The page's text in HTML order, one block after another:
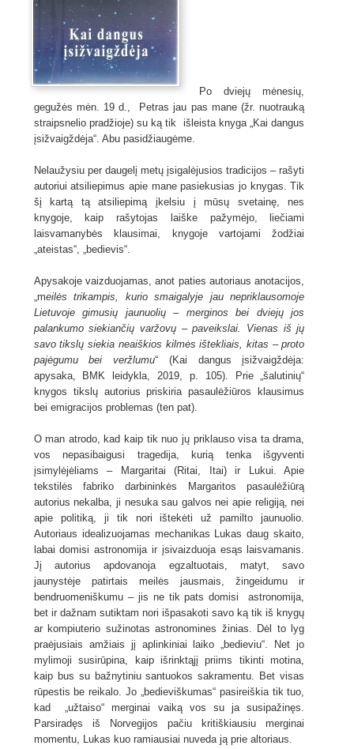
Po dviejų mėnesių,
gegužės mėn. 19 d., Petras jau pas mane (žr. nuotrauką
straipsnelio pradžioje) su ką tik išleista knyga „Kai dangus
įsižvaigždėja“. Abu pasidžiaugėme.
Nelaužysiu per daugelį metų įsigalėjusios tradicijos – rašyti
autoriui atsiliepimus apie mane pasiekusias jo knygas. Tik
šį kartą tą atsiliepimą įkelsiu į mūsų svetainę, nes
knygoje, kaip rašytojas laiške pažymėjo, liečiami
laisvamanybės klausimai, knygoje vartojami žodžiai
„ateistas“, „bedievis“.
Apysakoje vaizduojamas, anot paties autoriaus anotacijos,
„meilės trikampis, kurio smaigalyje jau nepriklausomoje
Lietuvoje gimusių jaunuolių – merginos bei dviejų jos
palankumo siekiančių varžovų – paveikslai. Vienas iš jų
savo tikslų siekia neaiškios kilmės ištekliais, kitas – proto
pajėgumu bei veržlumu“ (Kai dangus įsižvaigždėja:
apysaka, BMK leidykla, 2019, p. 105). Prie „šalutinių“
knygos tikslų autorius priskiria pasaulėžiūros klausimus
bei emigracijos problemas (ten pat).
O man atrodo, kad kaip tik nuo jų priklauso visa ta drama,
vos nepasibaigusi tragedija, kurią tenka išgyventi
įsimylėjėliams – Margaritai (Ritai, Itai) ir Lukui. Apie
tekstilės fabriko darbininkės Margaritos pasaulėžiūrą
autorius nekalba, ji nesuka sau galvos nei apie religiją, nei
apie politiką, ji tik nori ištekėti už pamilto jaunuolio.
Autoriaus idealizuojamas mechanikas Lukas daug skaito,
labai domisi astronomija ir įsivaizduoja esąs laisvamanis.
Jį autorius apdovanoja egzaltuotais, matyt, savo
jaunystėje patirtais meilės jausmais, žingeidumu ir
bendruomeniškumu – jis ne tik pats domisi astronomija,
bet ir dažnam sutiktam nori išpasakoti savo ką tik iš knygų
ar kompiuterio sužinotas astronomines žinias. Dėl to lyg
praėjusiais amžiais jį aplinkiniai laiko „bedieviu“. Net jo
mylimoji susirūpina, kaip išrinktąjį priims tikinti motina,
kaip bus su bažnytiniu santuokos sakramentu. Bet visas
rūpestis be reikalo. Jo „bedieviškumas“ pasireiškia tik tuo,
kad „užtaiso“ merginai vaiką vos su ja susipažinęs.
Parsiradęs iš Norvegijos pačiu kritiškiausiu merginai
momentu, Lukas kuo ramiausiai nuveda ją prie altoriaus.